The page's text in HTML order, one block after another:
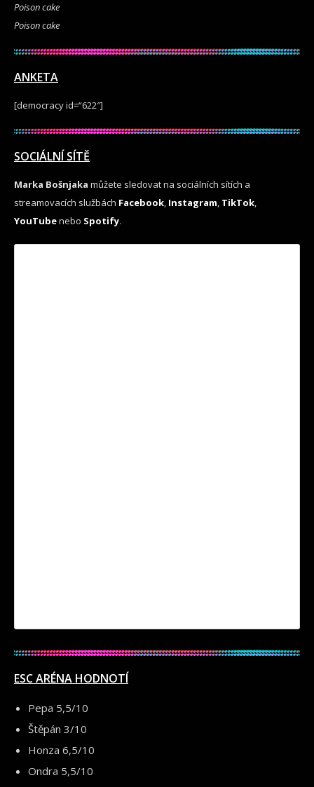
Poison cake
Poiѕon cаke
ANKETA
[democracy id=“622″]
SOCIÁLNÍ SÍTĚ
Marka Bošnjaka můžete sledovat na sociálních sítích a
streamovacích službách Facebook, Instagram, TikTok,
YouTubenebo Spotify.
ESC ARÉNA HODNOTÍ
Pepa 5,5/10
Štěpán 3/10
Honza 6,5/10
Ondra 5,5/10